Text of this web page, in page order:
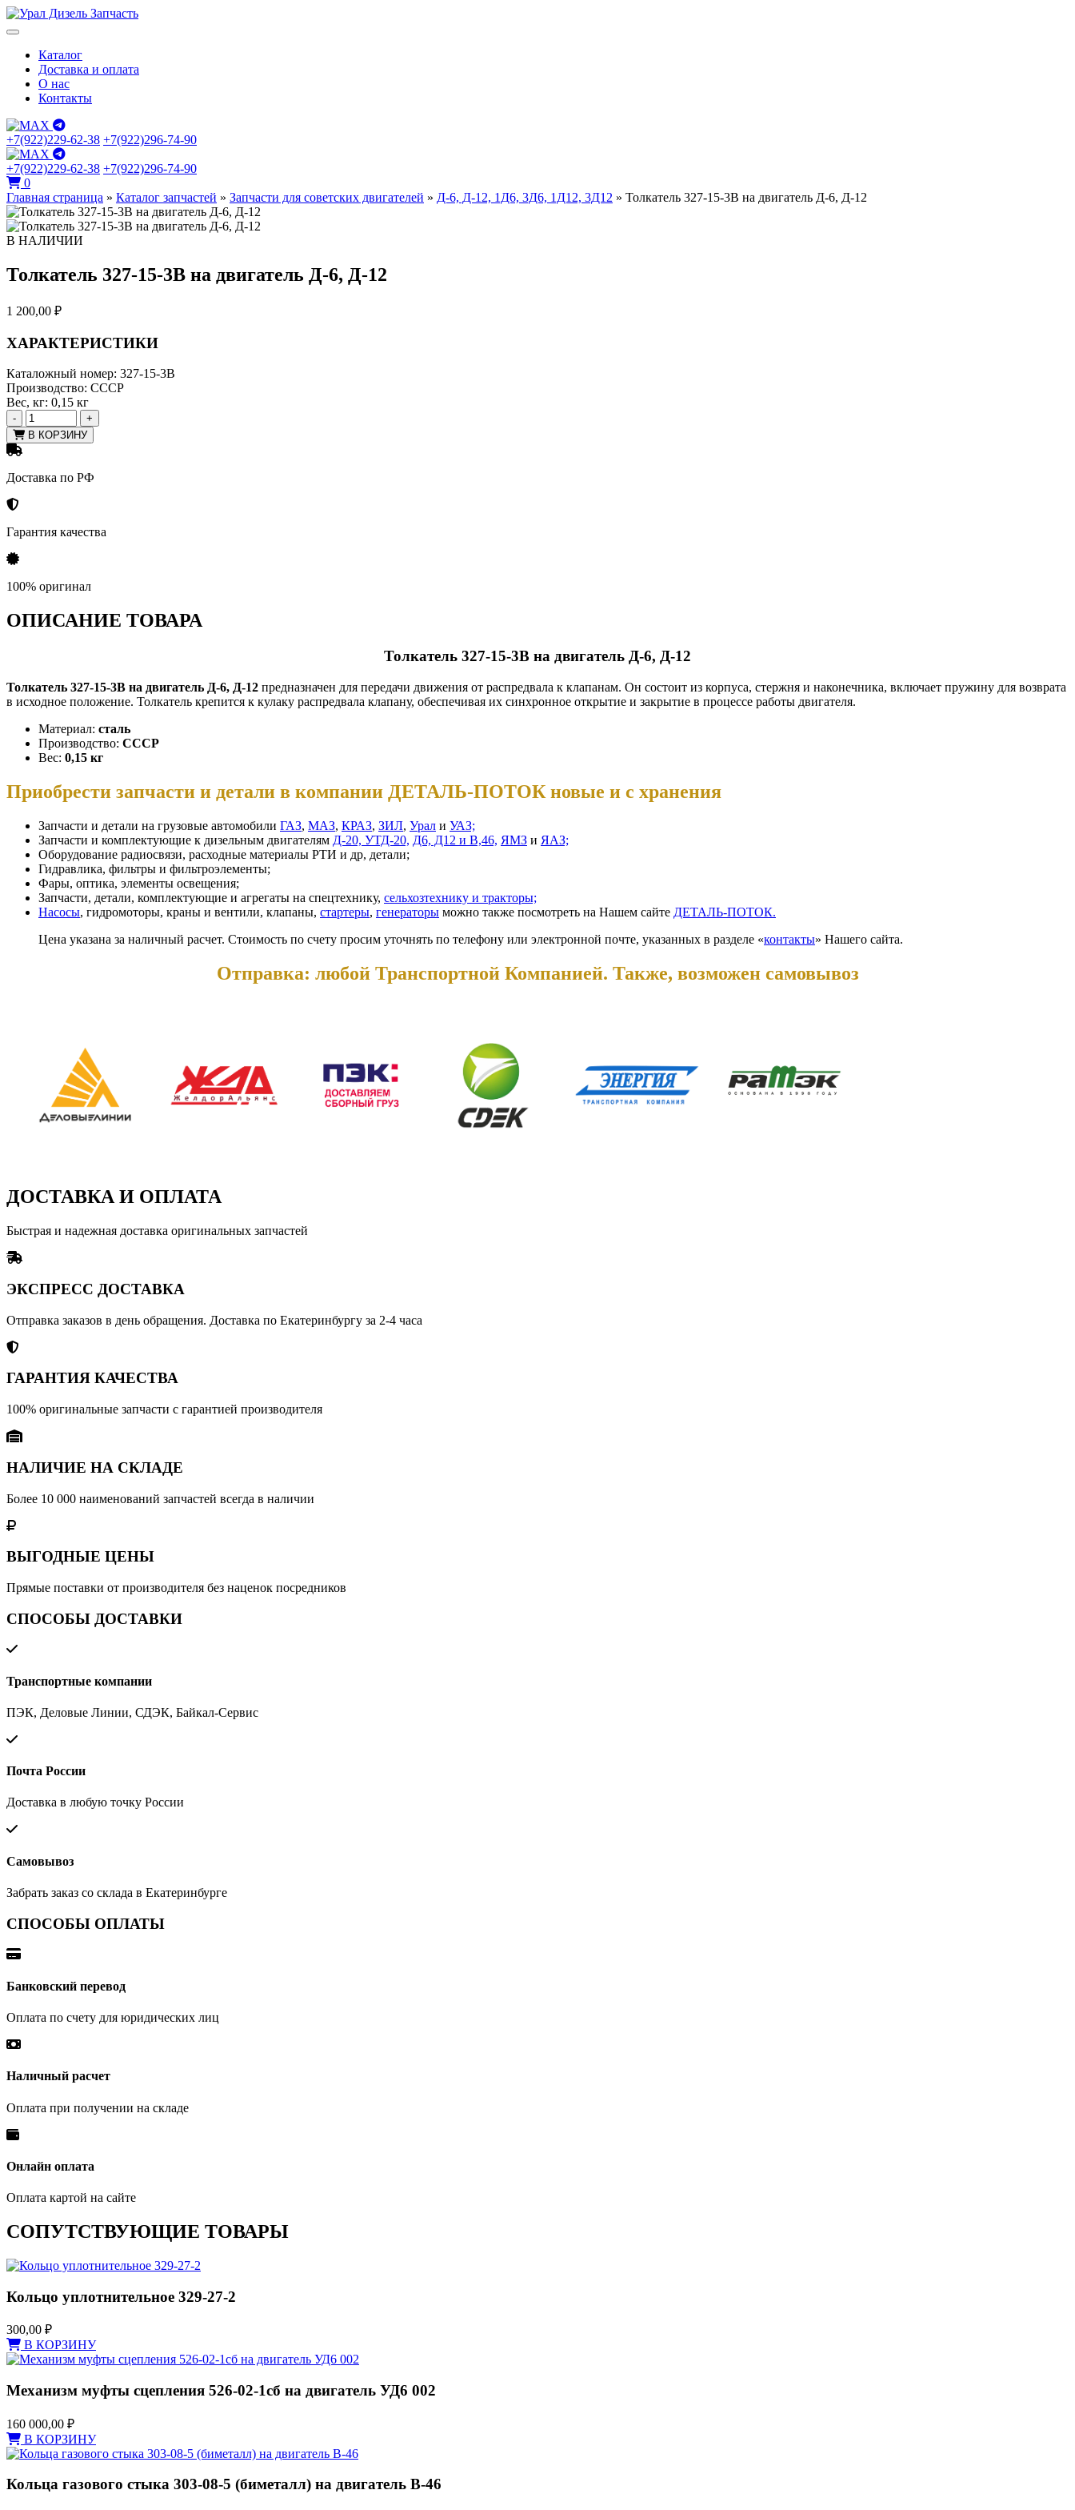
Каталог
Доставка и оплата
О нас
Контакты
+7(922)229-62-38 +7(922)296-74-90
+7(922)229-62-38 +7(922)296-74-90
0
Главная страница » Каталог запчастей » Запчасти для советских двигателей » Д-6, Д-12, 1Д6, 3Д6, 1Д12, 3Д12 » Толкатель 327-15-3В на двигатель Д-6, Д-12
В НАЛИЧИИ
Толкатель 327-15-3В на двигатель Д-6, Д-12
1 200,00 ₽
ХАРАКТЕРИСТИКИ
Каталожный номер: 327-15-3В
Производство: СССР
Вес, кг: 0,15 кг
-
+
В КОРЗИНУ
Доставка по РФ
Гарантия качества
100% оригинал
ОПИСАНИЕ ТОВАРА
Толкатель 327-15-3В на двигатель Д-6, Д-12
Толкатель 327-15-3В на двигатель Д-6, Д-12 предназначен для передачи движения от распредвала к клапанам. Он состоит из корпуса, стержня и наконечника, включает пружину для возврата
в исходное положение. Толкатель крепится к кулаку распредвала клапану, обеспечивая их синхронное открытие и закрытие в процессе работы двигателя.
Материал: сталь
Производство: СССР
Вес: 0,15 кг
Приобрести запчасти и детали в компании ДЕТАЛЬ-ПОТОК новые и с хранения
Запчасти и детали на грузовые автомобили ГАЗ, МАЗ, КРАЗ, ЗИЛ, Урал и УАЗ;
Запчасти и комплектующие к дизельным двигателям Д-20, УТД-20, Д6, Д12 и В,46, ЯМЗ и ЯАЗ;
Оборудование радиосвязи, расходные материалы РТИ и др, детали;
Гидравлика, фильтры и фильтроэлементы;
Фары, оптика, элементы освещения;
Запчасти, детали, комплектующие и агрегаты на спецтехнику, сельхозтехнику и тракторы;
Насосы, гидромоторы, краны и вентили, клапаны, стартеры, генераторы можно также посмотреть на Нашем сайте ДЕТАЛЬ-ПОТОК.
Цена указана за наличный расчет. Стоимость по счету просим уточнять по телефону или электронной почте, указанных в разделе «контакты» Нашего сайта.
Отправка: любой Транспортной Компанией. Также, возможен самовывоз
ДОСТАВКА И ОПЛАТА
Быстрая и надежная доставка оригинальных запчастей
ЭКСПРЕСС ДОСТАВКА
Отправка заказов в день обращения. Доставка по Екатеринбургу за 2-4 часа
ГАРАНТИЯ КАЧЕСТВА
100% оригинальные запчасти с гарантией производителя
НАЛИЧИЕ НА СКЛАДЕ
Более 10 000 наименований запчастей всегда в наличии
ВЫГОДНЫЕ ЦЕНЫ
Прямые поставки от производителя без наценок посредников
СПОСОБЫ ДОСТАВКИ
Транспортные компании
ПЭК, Деловые Линии, СДЭК, Байкал-Сервис
Почта России
Доставка в любую точку России
Самовывоз
Забрать заказ со склада в Екатеринбурге
СПОСОБЫ ОПЛАТЫ
Банковский перевод
Оплата по счету для юридических лиц
Наличный расчет
Оплата при получении на складе
Онлайн оплата
Оплата картой на сайте
СОПУТСТВУЮЩИЕ ТОВАРЫ
Кольцо уплотнительное 329-27-2
300,00 ₽
В КОРЗИНУ
Механизм муфты сцепления 526-02-1сб на двигатель УД6 002
160 000,00 ₽
В КОРЗИНУ
Кольца газового стыка 303-08-5 (биметалл) на двигатель В-46